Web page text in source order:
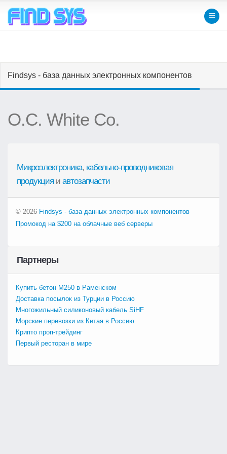
Findsys - база данных электронных компонентов
O.C. White Co.
Микроэлектроника, кабельно-проводниковая
продукция и автозапчасти
© 2026 Findsys - база данных электронных компонентов
Промокод на $200 на облачные веб серверы
Партнеры
Купить бетон М250 в Раменском
Доставка посылок из Турции в Россию
Многожильный силиконовый кабель SiHF
Морские перевозки из Китая в Россию
Крипто проп-трейдинг
Первый ресторан в мире